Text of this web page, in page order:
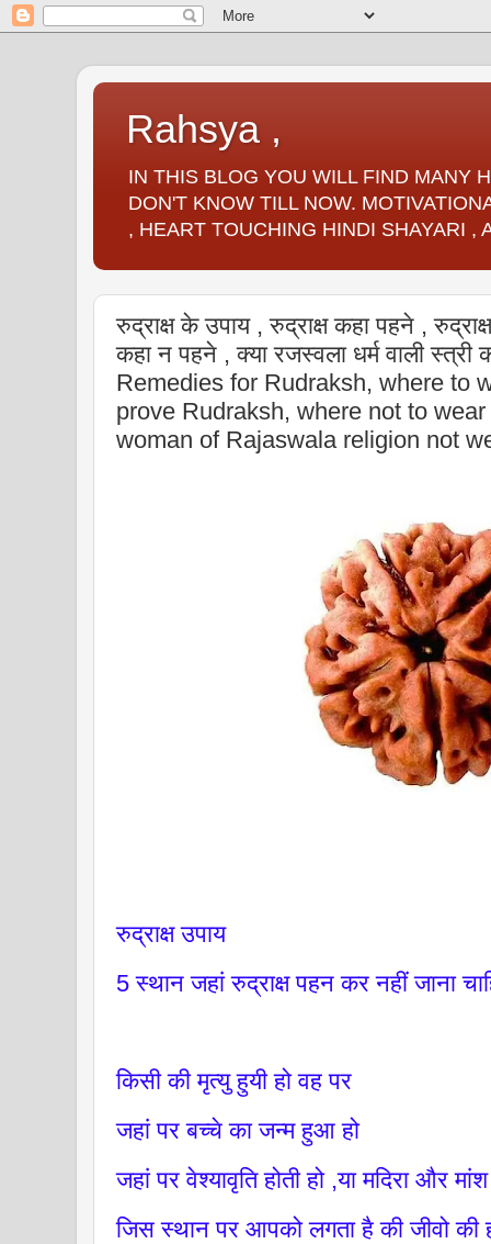
Rahsya ,
IN THIS BLOG YOU WILL FIND MANY
DON'T KNOW TILL NOW.
, HEART TOUCHING HINDI SHAYARI ,
रुद्राक्ष के उपाय , रुद्राक्ष कहा पहने ,
कहा न पहने , क्या रजस्वला धर्म वाली स्त्री
Remedies for Rudraksh, where to
prove Rudraksh, where not to
woman of Rajaswala religion not
रुद्राक्ष उपाय
5 स्थान जहां रुद्राक्ष पहन कर नहीं जाना
किसी की मृत्यु हुयी हो वह पर
जहां पर बच्चे का जन्म हुआ हो
जहां पर वेश्यावृति होती हो ,या मदिरा और
जिस स्थान पर आपको लगता है की जीवो की